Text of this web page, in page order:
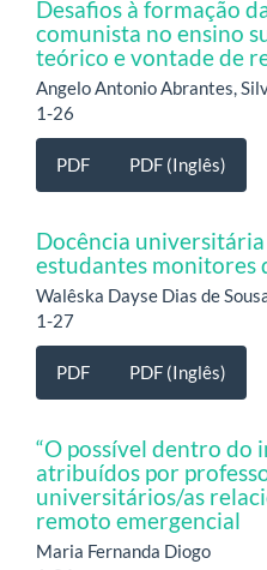
Desafios à formação
comunista no ensino
teórico e vontade de
Angelo Antonio Abrantes,
1-26
PDF PDF (Inglês)
Docência
estudantes monitores
Walêska Dayse Dias de
1-27
PDF PDF (Inglês)
“O possível dentro do
atribuídos por
universitários/as
remoto emergencial
Maria Fernanda Diogo